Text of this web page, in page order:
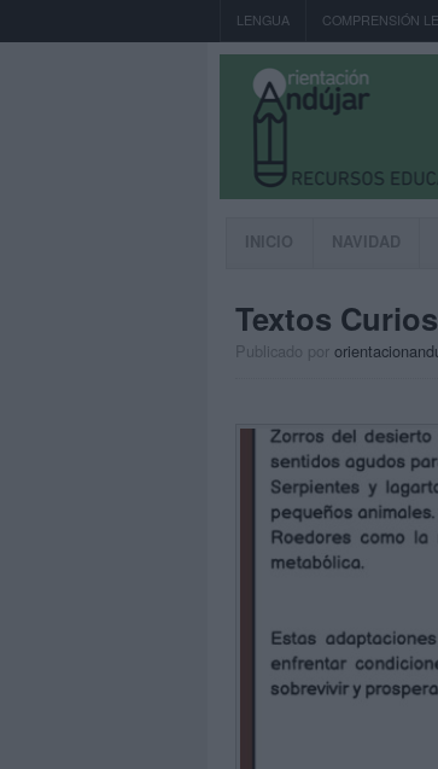
LENGUA COMPRENSIÓN
INICIO NAVIDAD
Textos
Publicado por